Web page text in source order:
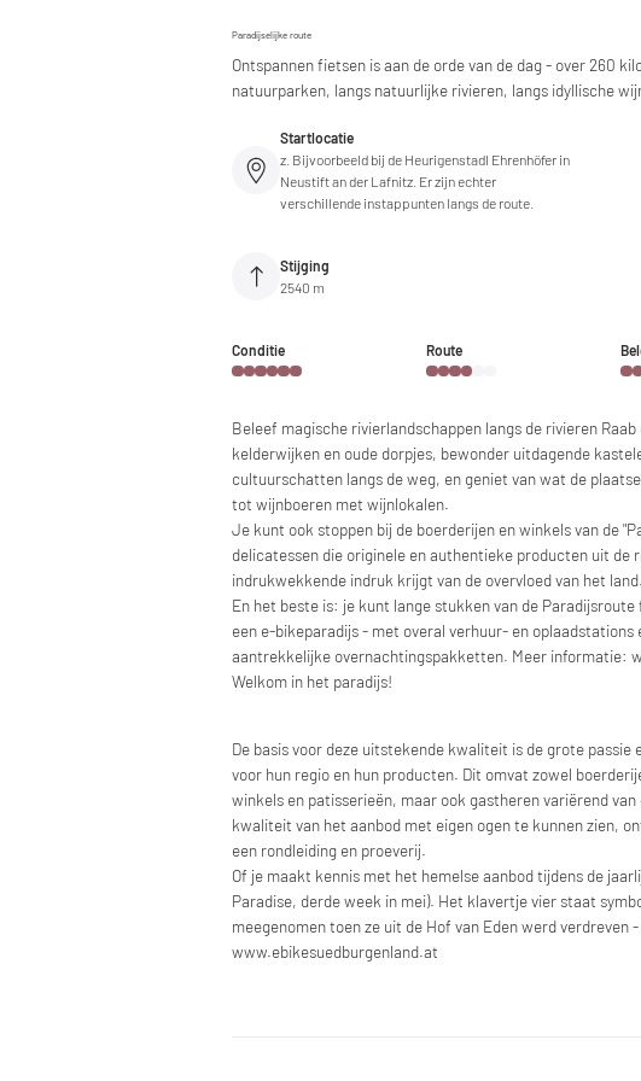
Paradijselijke route
Ontspannen fietsen is aan de orde van de dag - over 260
natuurparken, langs natuurlijke rivieren, langs idyllische
Startlocatie
z. Bijvoorbeeld bij de Heurigenstadl Ehrenhöfer in
Neustift an der Lafnitz. Er zijn echter
verschillende instappunten langs de route.
Stijging
2540 m
Conditie Route
Beleef magische rivierlandschappen langs de rivieren
kelderwijken en oude dorpjes, bewonder uitdagende
cultuurschatten langs de weg, en geniet van wat de
tot wijnboeren met wijnlokalen.
Je kunt ook stoppen bij de boerderijen en winkels van de
delicatessen die originele en authentieke producten uit de
indrukwekkende indruk krijgt van de overvloed van het land.
En het beste is: je kunt lange stukken van de
een e-bikeparadijs - met overal verhuur- en
aantrekkelijke overnachtingspakketten. Meer informatie:
Welkom in het paradijs!
De basis voor deze uitstekende kwaliteit is de grote
voor hun regio en hun producten. Dit omvat zowel
winkels en patisserieën, maar ook gastheren variërend
kwaliteit van het aanbod met eigen ogen te kunnen zien,
een rondleiding en proeverij.
Of je maakt kennis met het hemelse aanbod tijdens de
Paradise, derde week in mei). Het klavertje vier staat
meegenomen toen ze uit de Hof van Eden werd verdreven
www.ebikesuedburgenland.at